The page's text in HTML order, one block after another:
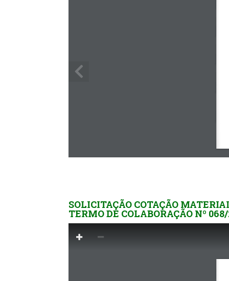
SOLICITAÇÃO COTAÇÃO
TERMO DE COLABORAÇÃO Nº